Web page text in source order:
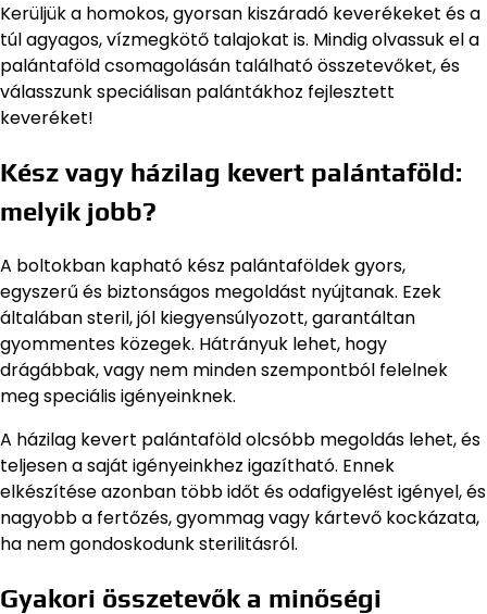
Kerüljük a homokos, gyorsan kiszáradó keverékeket és a
túl agyagos, vízmegkötő talajokat is. Mindig olvassuk el a
palántaföld csomagolásán található összetevőket, és
válasszunk speciálisan palántákhoz fejlesztett
keveréket!
Kész vagy házilag kevert palántaföld:
melyik jobb?
A boltokban kapható kész palántaföldek gyors,
egyszerű és biztonságos megoldást nyújtanak. Ezek
általában steril, jól kiegyensúlyozott, garantáltan
gyommentes közegek. Hátrányuk lehet, hogy
drágábbak, vagy nem minden szempontból felelnek
meg speciális igényeinknek.
A házilag kevert palántaföld olcsóbb megoldás lehet, és
teljesen a saját igényeinkhez igazítható. Ennek
elkészítése azonban több időt és odafigyelést igényel, és
nagyobb a fertőzés, gyommag vagy kártevő kockázata,
ha nem gondoskodunk sterilitásról.
Gyakori összetevők a minőségi